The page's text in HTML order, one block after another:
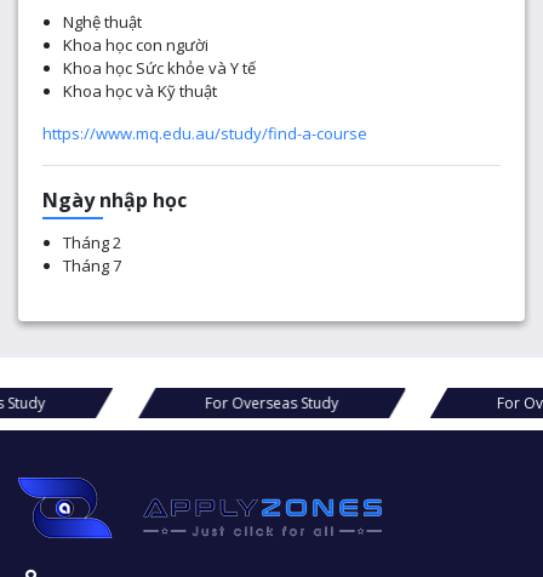
Nghệ thuật
Khoa học con người
Khoa học Sức khỏe và Y tế
Khoa học và Kỹ thuật
https://www.mq.edu.au/study/find-a-course
Ngày nhập học
Tháng 2
Tháng 7
For Overseas Study For Overseas